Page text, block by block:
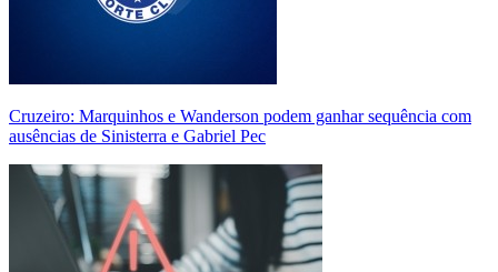
Cruzeiro: Marquinhos e Wanderson podem ganhar sequência com
ausências de Sinisterra e Gabriel Pec